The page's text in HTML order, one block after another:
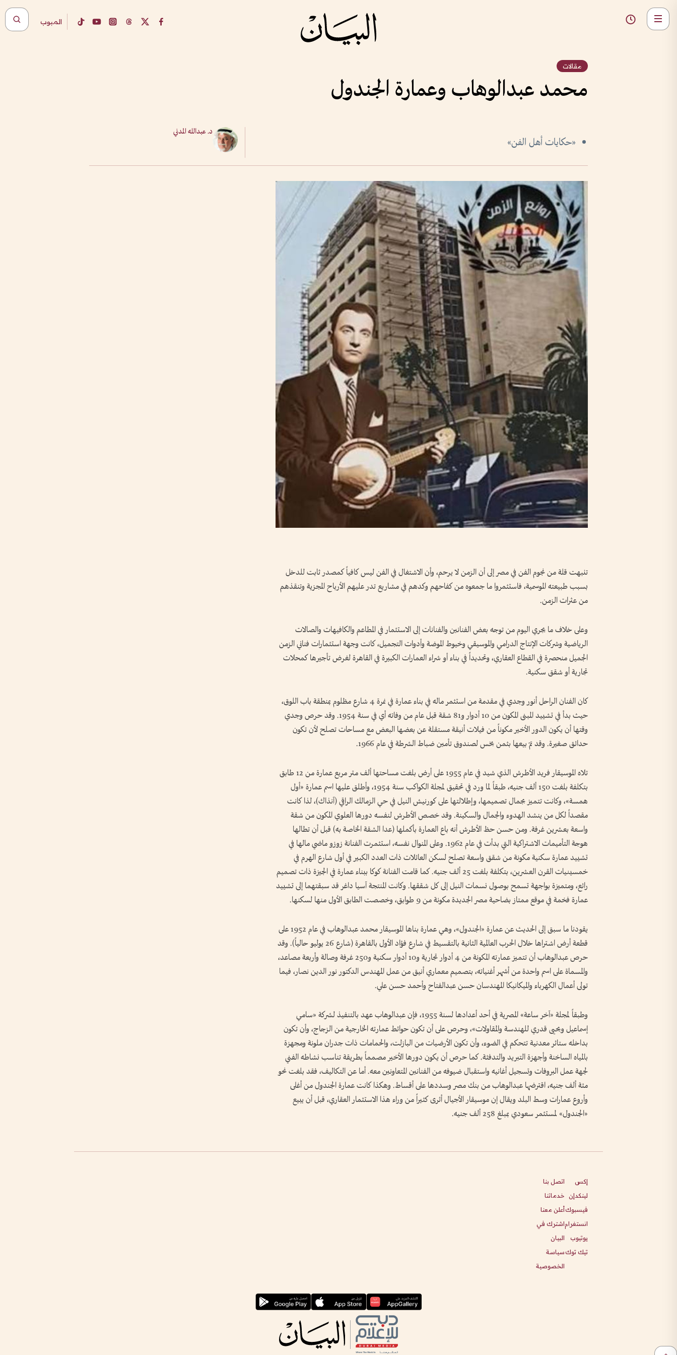
المبوب
مقالات
محمد عبدالوهاب وعمارة الجندول
«حكايات أهل الفن»
د. عبدالله المدني
تنبهت قلة من نجوم الفن في مصر إلى أن الزمن لا يرحم، وأن الاشتغال في الفن ليس كافياً كمصدر ثابت للدخل
بسبب طبيعته الموسمية، فاستثمروا ما جمعوه من كفاحهم وكدهم في مشاريع تدر عليهم الأرباح المجزية وتنقذهم
من عثرات الزمن.
وعلى خلاف ما يجري اليوم من توجه بعض الفنانين والفنانات إلى الاستثمار في المطاعم والكافيهات والصالات
الرياضية وشركات الإنتاج الدرامي والموسيقي وخيوط الموضة وأدوات التجميل، كانت وجهة استثمارات فناني الزمن
الجميل منحصرة في القطاع العقاري، وتحديداً في بناء أو شراء العمارات الكبيرة في القاهرة لغرض تأجيرها كمحلات
تجارية أو شقق سكنية.
كان الفنان الراحل أنور وجدي في مقدمة من استثمر ماله في بناء عمارة في نمرة 4 شارع مظلوم بمنطقة باب اللوق،
حيث بدأ في تشييد المبنى المكون من 10 أدوار و81 شقة قبل عام من وفاته أي في سنة 1954. وقد حرص وجدي
وقتها أن يكون الدور الأخير مكوناً من فيلات أنيقة مستقلة عن بعضها البعض مع مساحات تصلح لأن تكون
حدائق صغيرة. وقد تمّ بيعها بثمن بخس لصندوق تأمين ضباط الشرطة في عام 1966.
تلاه الموسيقار فريد الأطرش الذي شيد في عام 1955 على أرض بلغت مساحتها ألف متر مربع عمارة من 12 طابق
بتكلفة بلغت 150 ألف جنيه، طبقاً لما ورد في تحقيق لمجلة الكواكب سنة 1954، وأطلق عليها اسم عمارة «أول
همسة»، وكانت تتميز بجمال تصميمها، وإطلالتها على كورنيش النيل في حي الزمالك الراقي (آنذاك)، لذا كانت
مقصداً لكل من ينشد الهدوء والجمال والسكينة. وقد خصص الأطرش لنفسه دورها العلوي المكون من شقة
واسعة بعشرين غرفة. ومن حسن حظ الأطرش أنه باع العمارة بأكملها (عدا الشقة الخاصة به) قبل أن تطالها
هوجة التأميمات الاشتراكية التي بدأت في عام 1962. وعلى المنوال نفسه، استثمرت الفنانة زوزو ماضي مالها في
تشييد عمارة سكنية مكونة من شقق واسعة تصلح لسكن العائلات ذات العدد الكبير في أول شارع الهرم في
خمسينيات القرن العشرين، بتكلفة بلغت 25 ألف جنيه. كما قامت الفنانة كوكا ببناء عمارة في الجيزة ذات تصميم
رائع، ومتميزة بواجهة تسمح بوصول نسمات النيل إلى كل شققها. وكانت المنتجة آسيا داغر قد سبقتهما إلى تشييد
عمارة فخمة في موقع ممتاز بضاحية مصر الجديدة مكونة من 9 طوابق، وخصصت الطابق الأول منها لسكنها.
يقودنا ما سبق إلى الحديث عن عمارة «الجندول»، وهي عمارة بناها الموسيقار محمد عبدالوهاب في عام 1952 على
قطعة أرض اشتراها خلال الحرب العالمية الثانية بالتقسيط في شارع فؤاد الأول بالقاهرة (شارع 26 يوليو حالياً). وقد
حرص عبدالوهاب أن تتميز عمارته المكونة من 4 أدوار تجارية و10 أدوار سكنية و250 غرفة وصالة وأربعة مصاعد،
والمسماة على اسم واحدة من أشهر أغنياته، بتصميم معماري أنيق من عمل المهندس الدكتور نور الدين نصار، فيما
تولى أعمال الكهرباء والميكانيكا المهندسان حسن عبدالفتاح وأحمد حسن علي.
وطبقاً لمجلة «آخر ساعة» المصرية في أحد أعدادها لسنة 1955، فإن عبدالوهاب عهد بالتنفيذ لشركة «سامي
إسماعيل ويحيى قدري للهندسة والمقاولات»، وحرص على أن تكون حوائط عمارته الخارجية من الزجاج، وأن تكون
بداخله ستائر معدنية تتحكم في الضوء، وأن تكون الأرضيات من البازلت، والحمامات ذات جدران ملونة ومجهزة
بالمياه الساخنة وأجهزة التبريد والتدفئة. كما حرص أن يكون دورها الأخير مصمماً بطريقة تناسب نشاطه الفني
لجهة عمل البروفات وتسجيل أغانيه واستقبال ضيوفه من الفنانين المتعاونين معه. أما عن التكاليف، فقد بلغت نحو
مئة ألف جنيه، اقترضها عبدالوهاب من بنك مصر وسددها على أقساط. وهكذا كانت عمارة الجندول من أغلى
وأروع عمارات وسط البلد ويقال إن موسيقار الأجيال أثرى كثيراً من وراء هذا الاستثمار العقاري، قبل أن يبيع
«الجندول» لمستثمر سعودي بمبلغ 258 ألف جنيه.
إكس
لينكدإن
فيسبوك
انستغرام
يوتيوب
تيك توك
اتصل بنا
خدماتنا
أعلن معنا
اشترك في
البيان
سياسة
الخصوصية